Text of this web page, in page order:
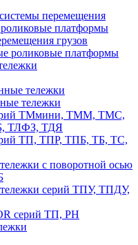
перемещения
платформы
грузов
роликовые платформы
тележки
тележки
ТМмини, ТММ, ТМС,
ТЛФЗ, ТДЯ
ТП, ТПР, ТПБ, ТБ, ТС,
с поворотной осью
серий ТПУ, ТПДУ,
серий ТП, PH